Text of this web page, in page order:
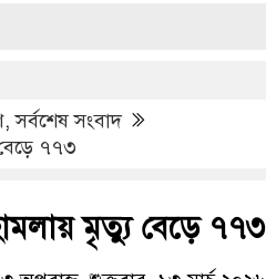
,সর্বশেষ সংবাদ
৭৭৩
মৃত্যু বেড়ে ৭৭৩